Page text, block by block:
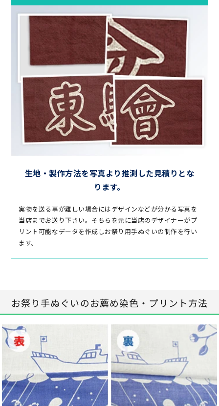
生地・製作方法を写真より推測した見積りとな
ります。
実物を送る事が難しい場合にはデザインなどが分かる写真を
当店までお送り下さい。そちらを元に当店のデザイナーがプ
リント可能なデータを作成しお祭り用手ぬぐいの制作を行い
ます。
お祭り手ぬぐいのお薦め染色・プリント方法